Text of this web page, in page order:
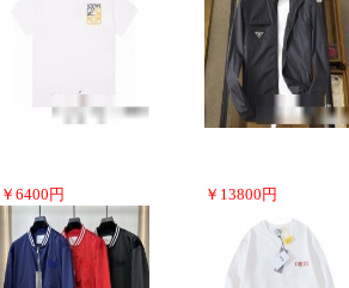
￥ 6400 円 ￥ 13800 円